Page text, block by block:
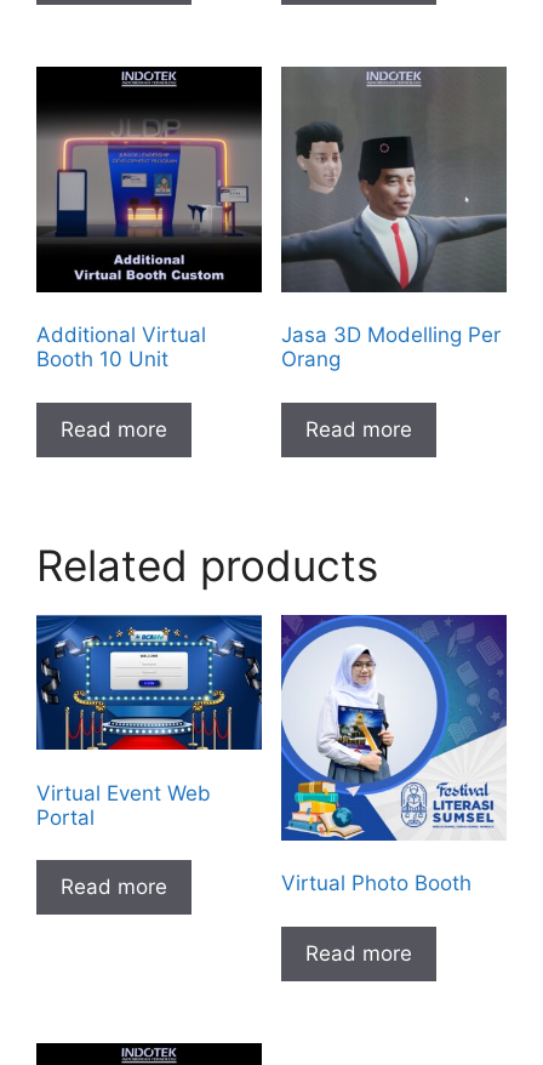
Additional Virtual
Booth 10 Unit
Read more
Jasa 3D Modelling Per
Orang
Read more
Related products
Virtual Event Web
Portal
Read more Virtual Photo Booth
Read more